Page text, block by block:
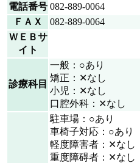
電話番号 082-889-0064
ＦＡＸ
082-889-0064
ＷＥＢサ
イト
診療科目
一般：○あり
矯正：✕なし
小児：✕なし
口腔外科：✕なし
駐車場：○あり
車椅子対応：○あり
軽度障害者：✕なし
重度障碍者：✕なし